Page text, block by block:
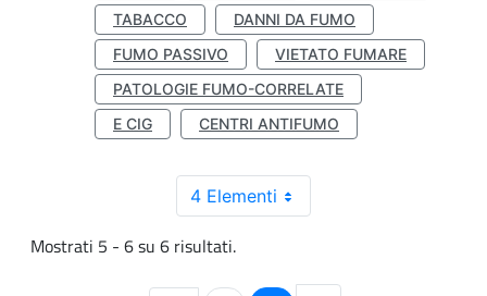
TABACCO
DANNI DA FUMO
FUMO PASSIVO
VIETATO FUMARE
PATOLOGIE FUMO-CORRELATE
E CIG
CENTRI ANTIFUMO
4 Elementi
Mostrati 5 - 6 su 6 risultati.